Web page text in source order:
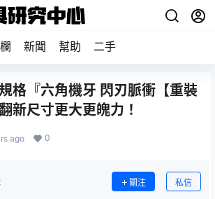
新聞 幫助 二手
格『六角機牙 閃刃脈衝【重裝
新尺寸更大更魄力！
ago 0
關注 私信